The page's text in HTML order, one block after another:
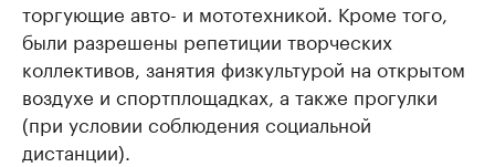
торгующие авто- и мототехникой. Кроме того,
были разрешены репетиции творческих
коллективов, занятия физкультурой на открытом
воздухе и спортплощадках, а также прогулки
(при условии соблюдения социальной
дистанции).